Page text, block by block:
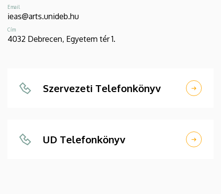
Email
ieas@arts.unideb.hu
Cím
4032 Debrecen, Egyetem tér 1.
Szervezeti Telefonkönyv
UD Telefonkönyv